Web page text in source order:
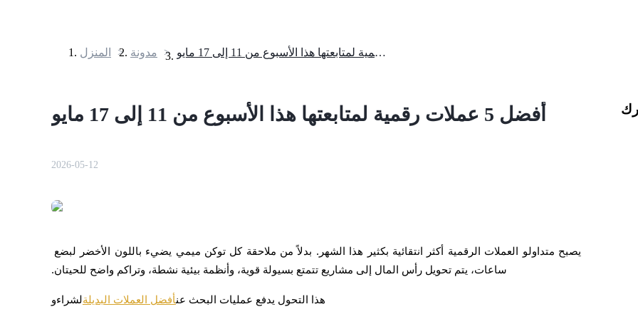
المنزل > مدونة > أفضل 5 عملات رقمية لمتابعتها هذا الأسبوع من 11 إلى 17 مايو
أفضل 5 عملات رقمية لمتابعتها هذا الأسبوع من 11 إلى 17 مايو
2026-05-12
ساعات، يتم تحويل رأس المال إلى مشاريع تتمتع بسيولة قوية، وأنظمة بيئية نشطة، وتراكم واضح للحيتان.
هذا التحول يدفع عمليات البحث عنأفضل العملات البديلةلشراءو